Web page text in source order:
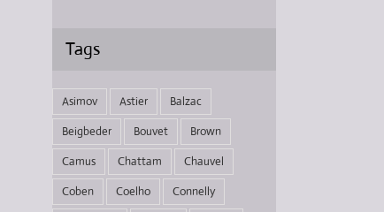
Tags
Asimov Astier
Balzac
Beigbeder
Bouvet
Brown
Camus
Chattam
Chauvel
Coben
Coelho
Connelly